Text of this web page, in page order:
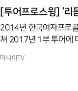
징이다. 김예진의 드라
록평균타수 72.47(3
[투어프로스윙] ‘리
2014년 한국여자프로
쳐 2017년 1부 투어에 데뷔했다. 우승은 없지만 매 시즌 시드를 유
LPGA 개막전 효성 챔피언십에서는 17위
마니아TV